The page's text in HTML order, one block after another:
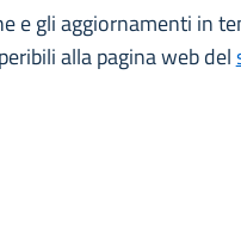
e gli aggiornamenti in
alla pagina web del